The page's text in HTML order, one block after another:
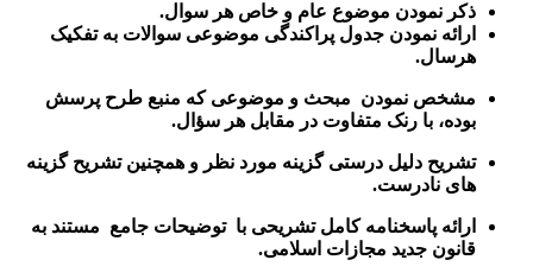
ذکر نمودن موضوع عام و خاص هر سوال.
ارائه نمودن جدول پراکندگی موضوعی سوالات به تفکیک
هرسال.
مشخص نمودن مبحث و موضوعی که منبع طرح پرسش
بوده، با رنک متفاوت در مقابل هر سؤال.
تشریح دلیل درستی گزینه مورد نظر و همچنین تشریح گزینه
های نادرست.
ارائه پاسخنامه کامل تشریحی با توضیحات جامع مستند به
قانون جدید مجازات اسلامی.